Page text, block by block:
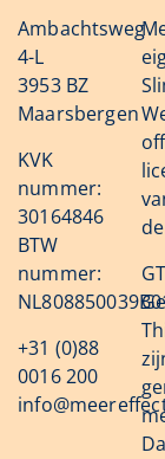
Ambachtsweg
4-L
3953 BZ
Maarsbergen
KVK
nummer:
30164846
BTW
nummer:
+31 (0)88
0016 200